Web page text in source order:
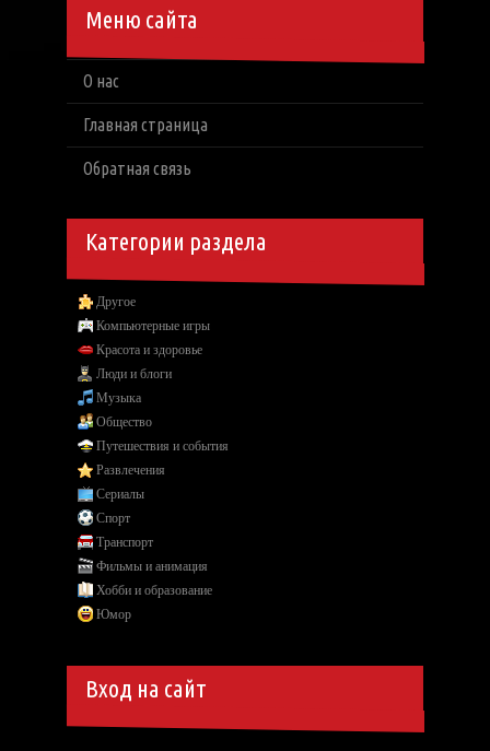
Меню сайта
О нас
Главная страница
Обратная связь
Категории раздела
Другое
Компьютерные игры
Красота и здоровье
Люди и блоги
Музыка
Общество
Путешествия и события
Развлечения
Сериалы
Спорт
Транспорт
Фильмы и анимация
Хобби и образование
Юмор
Вход на сайт